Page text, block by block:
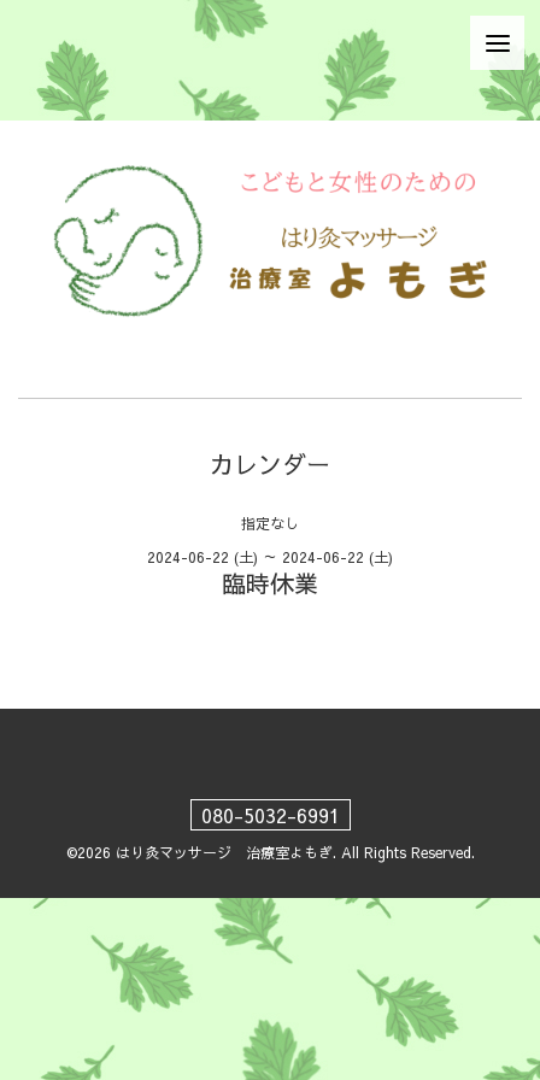
カレンダー
指定なし
2024-06-22 (土) ～ 2024-06-22 (土)
臨時休業
080-5032-6991
©2026 はり灸マッサージ 治療室よもぎ. All Rights Reserved.